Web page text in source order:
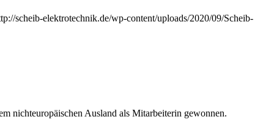
scheib-elektrotechnik.de/wp-content/uploads/2020/09/Scheib-
nichteuropäischen Ausland als Mitarbeiterin gewonnen.